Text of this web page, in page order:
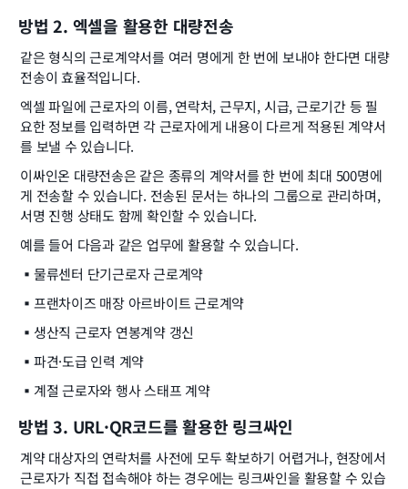
방법 2. 엑셀을 활용한 대량전송
같은 형식의 근로계약서를 여러 명에게 한 번에 보내야 한다면 대량
전송이 효율적입니다.
엑셀 파일에 근로자의 이름, 연락처, 근무지, 시급, 근로기간 등 필
요한 정보를 입력하면 각 근로자에게 내용이 다르게 적용된 계약서
를 보낼 수 있습니다.
이싸인온 대량전송은 같은 종류의 계약서를 한 번에 최대 500명에
게 전송할 수 있습니다. 전송된 문서는 하나의 그룹으로 관리하며,
서명 진행 상태도 함께 확인할 수 있습니다.
예를 들어 다음과 같은 업무에 활용할 수 있습니다.
▪️ 물류센터 단기근로자 근로계약
▪️ 프랜차이즈 매장 아르바이트 근로계약
▪️ 생산직 근로자 연봉계약 갱신
▪️ 파견·도급 인력 계약
▪️ 계절 근로자와 행사 스태프 계약
방법 3. URL·QR코드를 활용한 링크싸인
계약 대상자의 연락처를 사전에 모두 확보하기 어렵거나, 현장에서
근로자가 직접 접속해야 하는 경우에는 링크싸인을 활용할 수 있습